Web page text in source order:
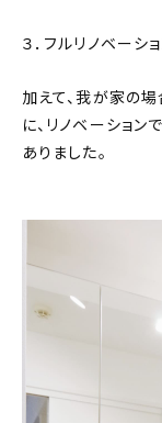
３．フルリノベーシ
加えて、我が家の
に、リノベーショ
ありました。